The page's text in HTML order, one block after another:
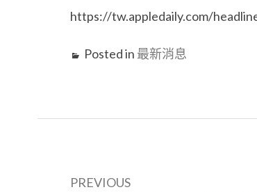
https://tw.appledaily.com/
Posted in 最新消息
PREVIOUS